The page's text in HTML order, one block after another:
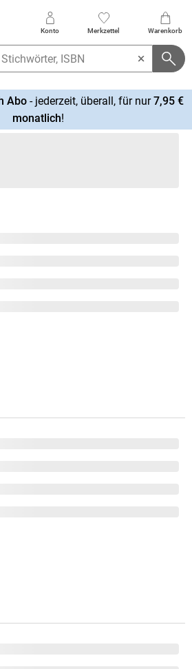
Konto Merkzettel Warenkorb
Abo- jederzeit, überall, für nur7,95 €
monatlich!